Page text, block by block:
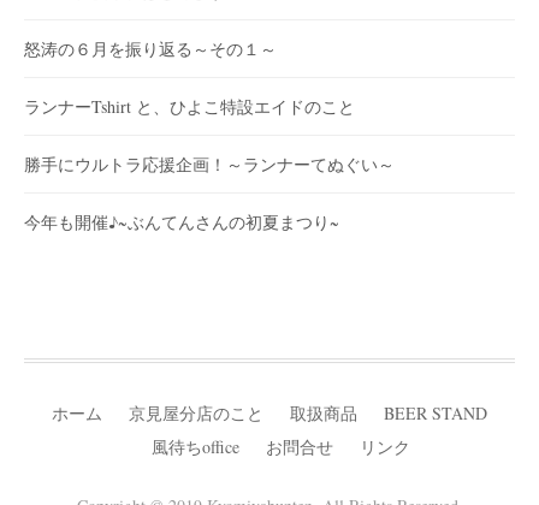
怒涛の６月を振り返る～その１～
ランナーTshirt と、ひよこ特設エイドのこと
勝手にウルトラ応援企画！～ランナーてぬぐい～
今年も開催♪~ぶんてんさんの初夏まつり~
ホーム 京見屋分店のこと 取扱商品
BEER STAND
風待ちoffice
お問合せ リンク